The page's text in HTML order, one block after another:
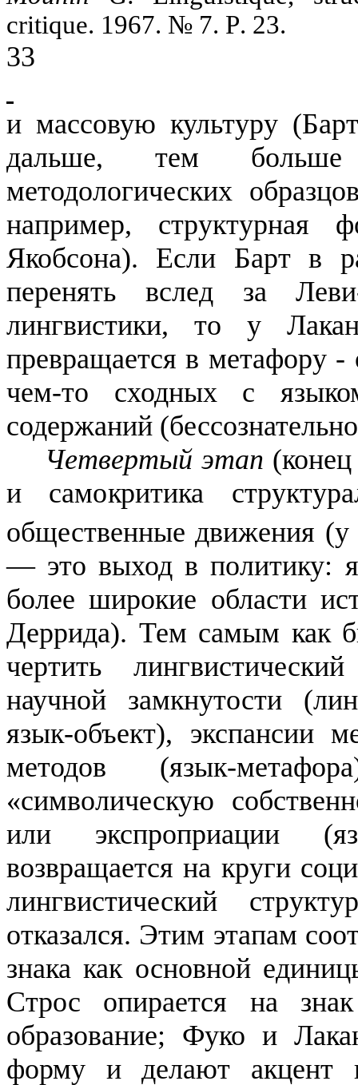
critique. 1967. № 7. P. 23.
33
и массовую культуру (Барт
дальше, тем больше
методологических
например,
Якобсона). Если Барт в
перенять вслед за
лингвистики, то у
превращает­ся в метафору -
чем-то сход­ных с
содержаний
Четвертый этап
и са­мокритика
общественные движения (у
— это выход в поли­тику:
более широкие области
Деррида). Тем самым как
чертить
научной замкнутости
язык-объект), экспансии
методов (язык-
«символическую
или экспроприации (
возвращается на круги
лингвистический
отказался. Этим этапам
знака как основной
Строс опирается на
образование; Фуко и
форму и делают акцент